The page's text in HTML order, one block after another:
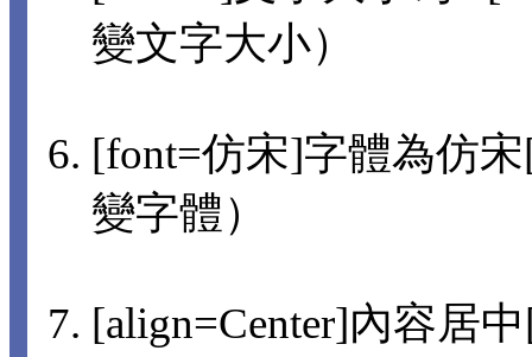
變文字大小）
[font=仿宋]字體為仿
變字體）
[align=Center]內容居